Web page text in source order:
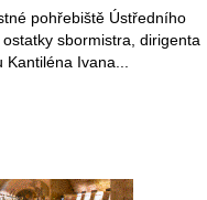
pohřebiště Ústředního
sbormistra, dirigenta
Ivana...